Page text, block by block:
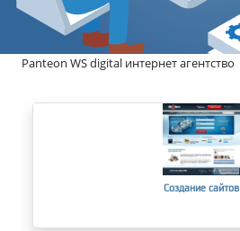
Panteon WS digital интернет агентство
Создание сайтов